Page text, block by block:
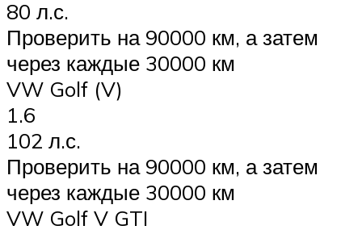
80 л.с.
Проверить на 90000 км, а затем
через каждые 30000 км
VW Golf (V)
1.6
102 л.с.
Проверить на 90000 км, а затем
через каждые 30000 км
VW Golf V GTI